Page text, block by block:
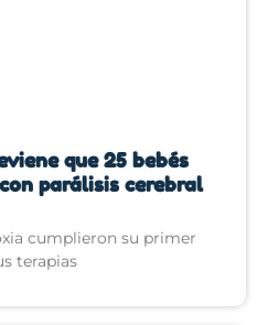
que 25 bebés
parálisis cerebral
cumplieron su primer
terapias